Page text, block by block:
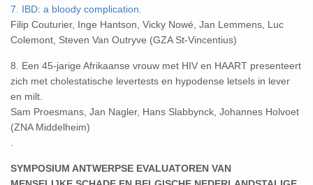
7. IBD: a bloody complication.
Filip Couturier, Inge Hantson, Vicky Nowé, Jan Lemmens, Luc
Colemont, Steven Van Outryve (GZA St-Vincentius)
8. Een 45-jarige Afrikaanse vrouw met HIV en HAART presenteert
zich met cholestatische levertests en hypodense letsels in lever
en milt.
Sam Proesmans, Jan Nagler, Hans Slabbynck, Johannes Holvoet
(ZNA Middelheim)
SYMPOSIUM ANTWERPSE EVALUATOREN VAN